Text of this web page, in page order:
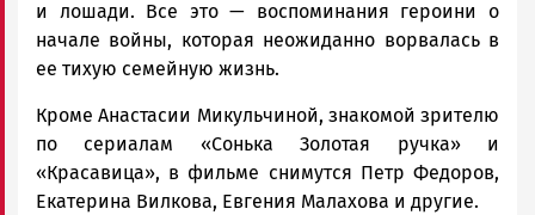
и лошади. Все это — воспоминания героини о
начале войны, которая неожиданно ворвалась в
ее тихую семейную жизнь.
Кроме Анастасии Микульчиной, знакомой зрителю
по сериалам «Сонька Золотая ручка» и
«Красавица», в фильме снимутся Петр Федоров,
Екатерина Вилкова, Евгения Малахова и другие.